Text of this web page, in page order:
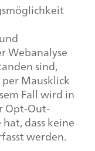
Webanalyse
sind,
Mausklick
Fall wird in
Opt-Out-
dass keine
werden.